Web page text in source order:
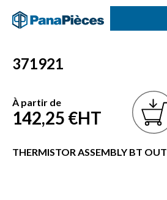
371921
À partir de
142,25 €HT
THERMISTOR ASSEMBLY BT OUT